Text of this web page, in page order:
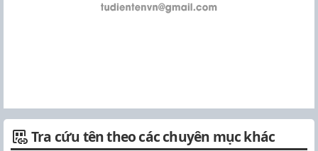
Tra cứu tên theo các chuyên mục khác